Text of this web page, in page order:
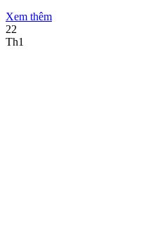
Xem thêm
22
Th1